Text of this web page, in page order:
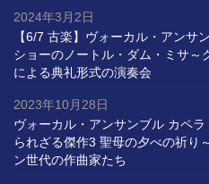
【6/7 古楽】ヴォーカル・アンサ
ショーのノートル・ダム・ミサ～
による典礼形式の演奏会
2024年3月2日
ヴォーカル・アンサンブル カペ
られざる傑作3 聖母の夕べの祈り
ン世代の作曲家たち
2023年10月28日